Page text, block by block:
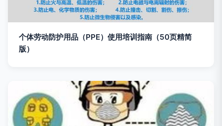
个体劳动防护用品（PPE）使用培训指南（50页精简
版）